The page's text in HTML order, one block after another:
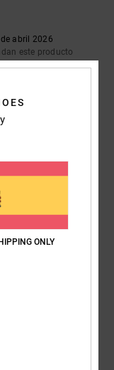
abril 2026
este producto
precio
3.8
3.8
ONLY